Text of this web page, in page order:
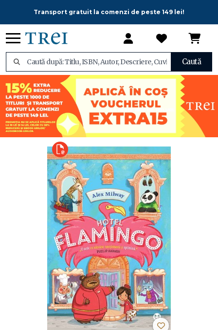
Transport gratuit la comenzi de peste 149 lei!
Caută